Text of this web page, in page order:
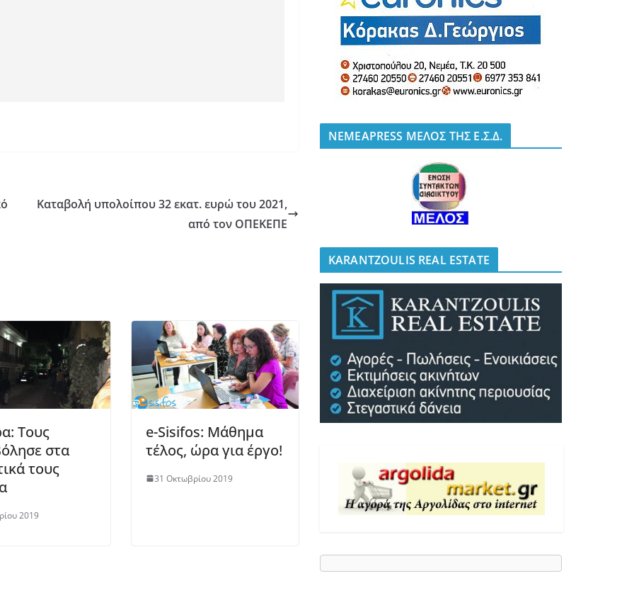
Καταβολή υπολοίπου 32 εκατ. ευρώ του 2021,
από τον ΟΠΕΚΕΠΕ
Τους
στα
τους
2019
e-Sisifos: Μάθημα
τέλος, ώρα για έργο!
31 Οκτωβρίου 2019
NEMEAPRESS ΜΕΛΟΣ ΤΗΣ Ε.Σ.Δ.
KARANTZOULIS REAL ESTATE